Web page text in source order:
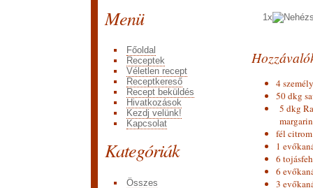
Menü
Főoldal
Receptek
Véletlen recept
Receptkereső
Recept beküldés
Hivatkozások
Kezdj velünk!
Kapcsolat
Kategóriák
Összes
1x
4
50 dkg
5 dkg
margarin
fél
1
6
6
3